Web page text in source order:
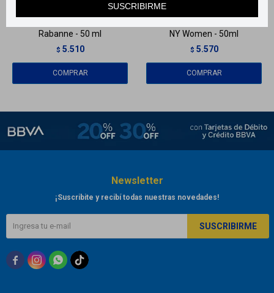
SUSCRIBIRME
Rabanne - 50 ml
$ 5.510
NY Women - 50ml
$ 5.570
Newsletter
¡Suscribite y recibí todas nuestras novedades!
SUSCRIBIRME
  